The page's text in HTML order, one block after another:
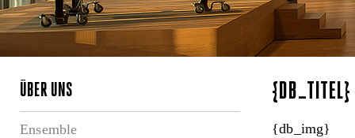
ÜBER UNS
Ensemble
{DB_TITEL}
{db_img}